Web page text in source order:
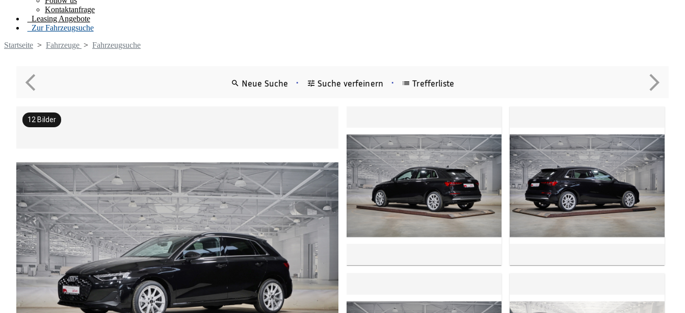
Kontaktanfrage
Leasing Angebote
Zur Fahrzeugsuche
Startseite > Fahrzeuge > Fahrzeugsuche
Neue Suche • Suche verfeinern • Trefferliste
12 Bilder